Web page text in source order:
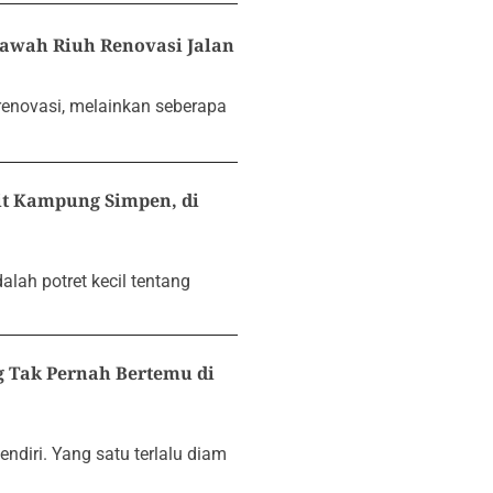
Riuh Renovasi Jalan
melainkan seberapa
Kampung Simpen, di
potret kecil tentang
Tak Pernah Bertemu di
Yang satu terlalu diam